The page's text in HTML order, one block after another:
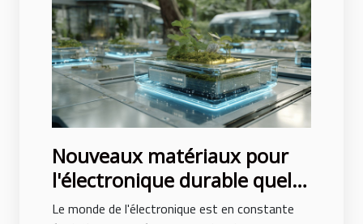
Nouveaux matériaux pour
l'électronique durable quels
progrès attendre
Le monde de l'électronique est en constante